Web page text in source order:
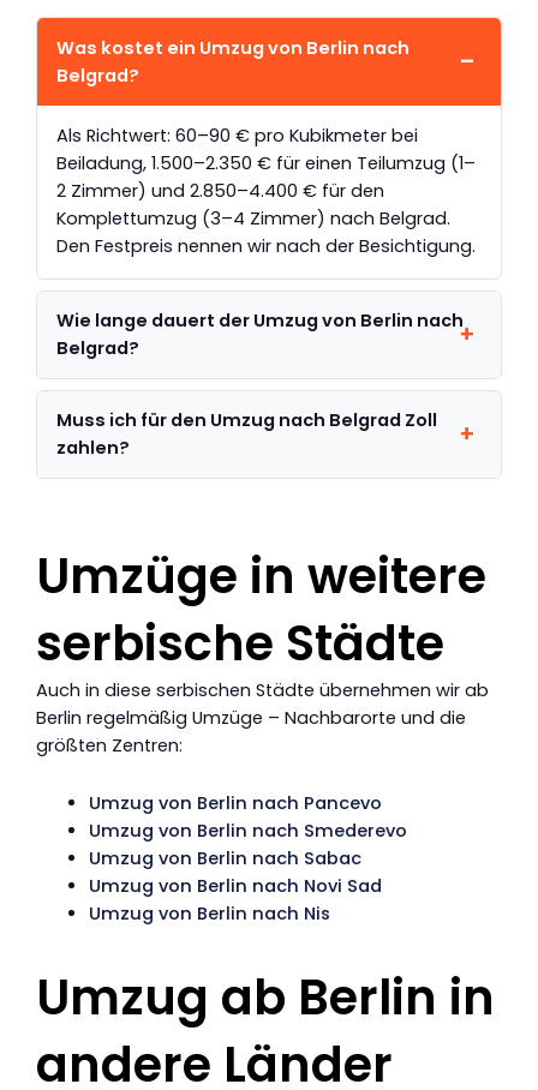
Was kostet ein Umzug von Berlin nach
Belgrad?
Als Richtwert: 60–90 € pro Kubikmeter bei
Beiladung, 1.500–2.350 € für einen Teilumzug (1–
2 Zimmer) und 2.850–4.400 € für den
Komplettumzug (3–4 Zimmer) nach Belgrad.
Den Festpreis nennen wir nach der Besichtigung.
Wie lange dauert der Umzug von Berlin nach
Belgrad?
Muss ich für den Umzug nach Belgrad Zoll
zahlen?
Umzüge in weitere
serbische Städte
Auch in diese serbischen Städte übernehmen wir ab
Berlin regelmäßig Umzüge – Nachbarorte und die
größten Zentren:
Umzug von Berlin nach Pancevo
Umzug von Berlin nach Smederevo
Umzug von Berlin nach Sabac
Umzug von Berlin nach Novi Sad
Umzug von Berlin nach Nis
Umzug ab Berlin in
andere Länder